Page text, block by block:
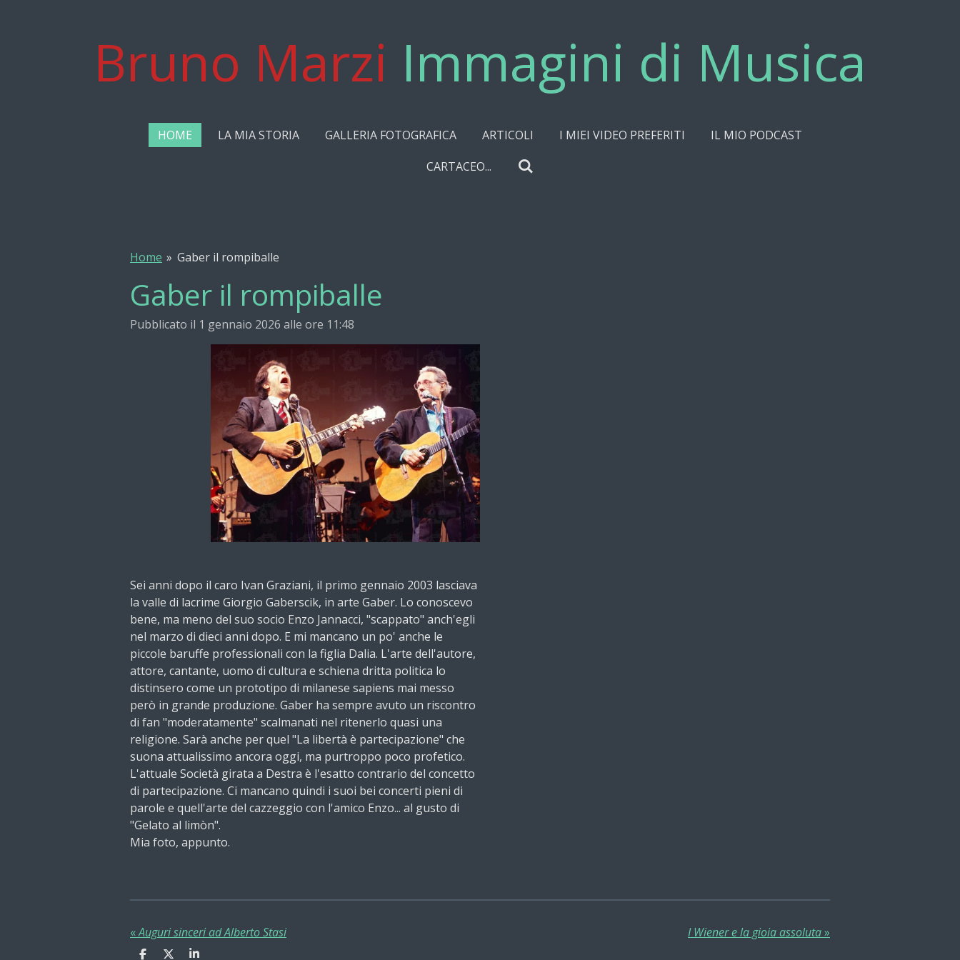
Bruno Marzi Immagini di Musica
HOME LA MIA STORIA GALLERIA FOTOGRAFICA ARTICOLI I MIEI VIDEO PREFERITI
IL MIO PODCAST
CARTACEO...
Home » Gaber il rompiballe
Gaber il rompiballe
Pubblicato il 1 gennaio 2026 alle ore 11:48
Sei anni dopo il caro Ivan Graziani, il primo gennaio 2003 lasciava
la valle di lacrime Giorgio Gaberscik, in arte Gaber. Lo conoscevo
bene, ma meno del suo socio Enzo Jannacci, "scappato" anch'egli
nel marzo di dieci anni dopo. E mi mancano un po' anche le
piccole baruffe professionali con la figlia Dalia. L'arte dell'autore,
attore, cantante, uomo di cultura e schiena dritta politica lo
distinsero come un prototipo di milanese sapiens mai messo
però in grande produzione. Gaber ha sempre avuto un riscontro
di fan "moderatamente" scalmanati nel ritenerlo quasi una
religione. Sarà anche per quel "La libertà è partecipazione" che
suona attualissimo ancora oggi, ma purtroppo poco profetico.
L'attuale Società girata a Destra è l'esatto contrario del concetto
di partecipazione. Ci mancano quindi i suoi bei concerti pieni di
parole e quell'arte del cazzeggio con l'amico Enzo... al gusto di
"Gelato al limòn".
Mia foto, appunto.
«Auguri sinceri ad Alberto Stasi I Wiener e la gioia assoluta»